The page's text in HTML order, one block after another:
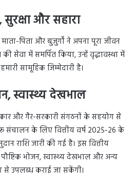
सुरक्षा और सहारा
पिता और बुजुर्गों ने अपना पूरा जीवन
सेवा में समर्पित किया, उन्हें वृद्धावस्था में
सामूहिक जिम्मेदारी है।
स्वास्थ्य देखभाल
और गैर-सरकारी संगठनों के सहयोग से
संचालन के लिए वित्तीय वर्ष 2025-26 के
राशि जारी की गई है। इस वित्तीय
भोजन, स्वास्थ्य देखभाल और अन्य
उपलब्ध कराई जा सकेंगी।